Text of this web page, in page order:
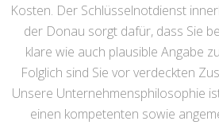
Kosten. Der Schlüsselnotdienst
der Donau sorgt dafür, dass Sie
klare wie auch plausible Angabe
Folglich sind Sie vor verdeckten
Unsere Unternehmensphilosophie
einen kompetenten sowie